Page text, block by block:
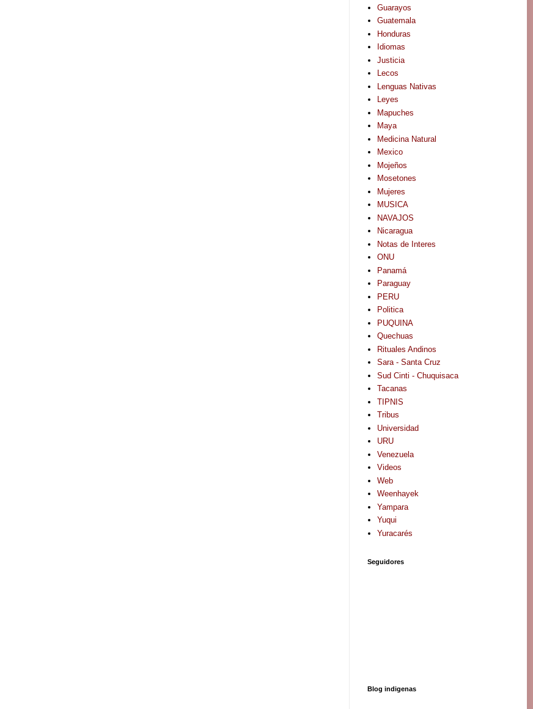
Guarayos
Guatemala
Honduras
Idiomas
Justicia
Lecos
Lenguas Nativas
Leyes
Mapuches
Maya
Medicina Natural
Mexico
Mojeños
Mosetones
Mujeres
MUSICA
NAVAJOS
Nicaragua
Notas de Interes
ONU
Panamá
Paraguay
PERU
Politica
PUQUINA
Quechuas
Rituales Andinos
Sara - Santa Cruz
Sud Cinti - Chuquisaca
Tacanas
TIPNIS
Tribus
Universidad
URU
Venezuela
Videos
Web
Weenhayek
Yampara
Yuqui
Yuracarés
Seguidores
Blog indigenas